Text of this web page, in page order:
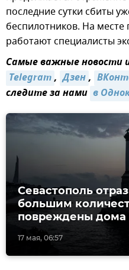
последние сутки сбиты
беспилотников. На
работают специалисты
Самые важные новости
Telegram, Дзен,
следите за нами в
17 мая, 06:57
Севастополь
большим
повреждены